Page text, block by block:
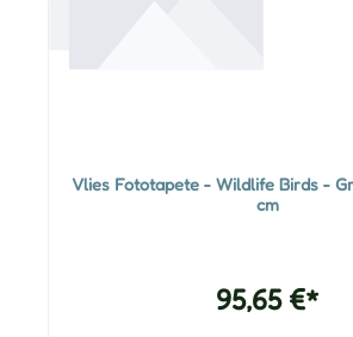
Vlies Fototapete - Wildlife Birds - Größe 200 x 250
cm
95,65 €*